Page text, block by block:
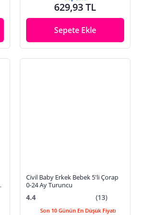
629,93 TL
Sepete Ekle
Civil Baby Erkek Bebek 5'li Çorap
0-24 Ay Turuncu
4.4 (13)
Son 10 Günün En Düşük Fiyatı